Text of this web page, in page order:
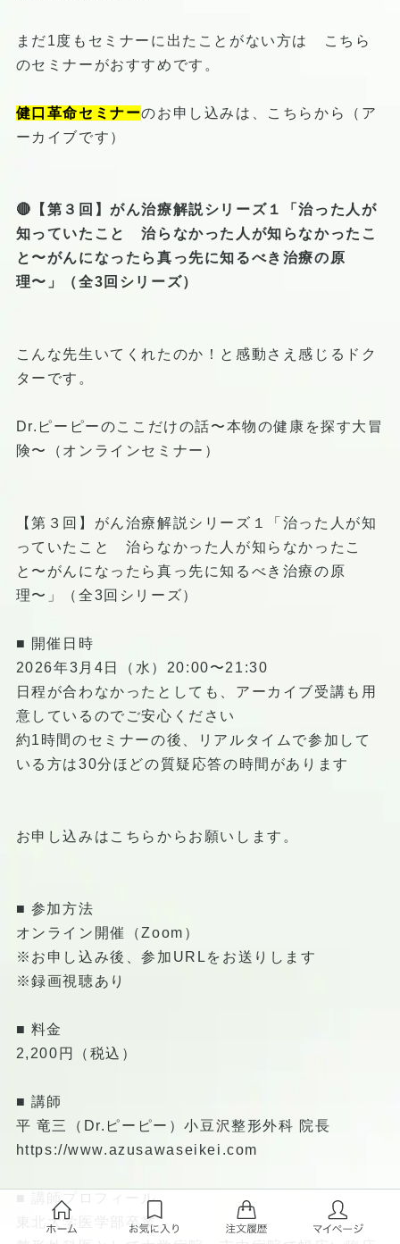
まだ1度もセミナーに出たことがない方は こちら
のセミナーがおすすめです。
健口革命セミナーのお申し込みは、こちらから（ア
ーカイブです）
🔴 【第３回】がん治療解説シリーズ１「治った人が
知っていたこと 治らなかった人が知らなかったこ
と〜がんになったら真っ先に知るべき治療の原
理〜」（全3回シリーズ）
こんな先生いてくれたのか！と感動さえ感じるドク
ターです。
Dr.ピーピーのここだけの話〜本物の健康を探す大冒
険〜（オンラインセミナー）
【第３回】がん治療解説シリーズ１「治った人が知
っていたこと 治らなかった人が知らなかったこ
と〜がんになったら真っ先に知るべき治療の原
理〜」（全3回シリーズ）
■ 開催日時
2026年3月4日（水）20:00〜21:30
日程が合わなかったとしても、アーカイブ受講も用
意しているのでご安心ください
約1時間のセミナーの後、リアルタイムで参加して
いる方は30分ほどの質疑応答の時間があります
お申し込みはこちらからお願いします。
■ 参加方法
オンライン開催（Zoom）
※お申し込み後、参加URLをお送りします
※録画視聴あり
■ 料金
2,200円（税込）
■ 講師
平 竜三（Dr.ピーピー）小豆沢整形外科 院長
https://www.azusawaseikei.com
■ 講師プロフィール
東北大学医学部卒業。